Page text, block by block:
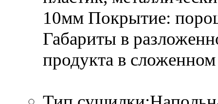
10мм Покрытие:
Габариты в
продукта в